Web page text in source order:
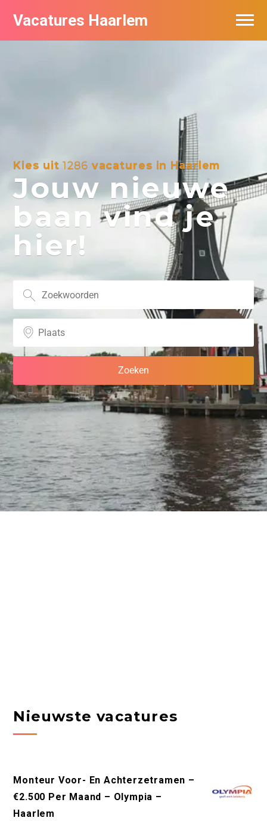
Vacatures Haarlem
Kies uit1286 vacatures in Haarlem
Jouw nieuwe
baan vind je
hier!
Nieuwste vacatures
Monteur Voor- En Achterzetramen –
€2.500 Per Maand – Olympia –
Haarlem
Vacatures per bedrijf in Haarlem